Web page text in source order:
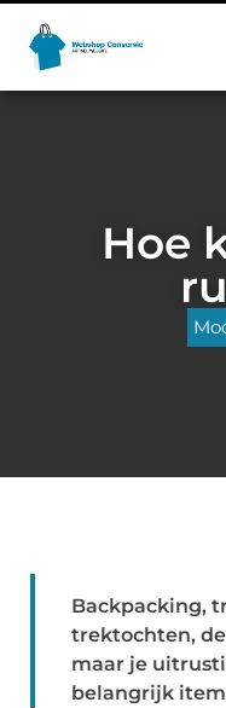
Hoe
Backpacking,
trektochten,
maar je
belangrijk